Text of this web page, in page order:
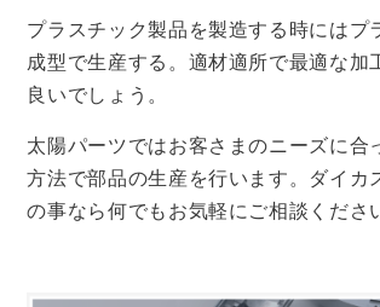
プラスチック製品を製造する時にはプ
成型で生産する。適材適所で最適な加
良いでしょう。
太陽パーツではお客さまのニーズに合
方法で部品の生産を行います。ダイカ
の事なら何でもお気軽にご相談くださ